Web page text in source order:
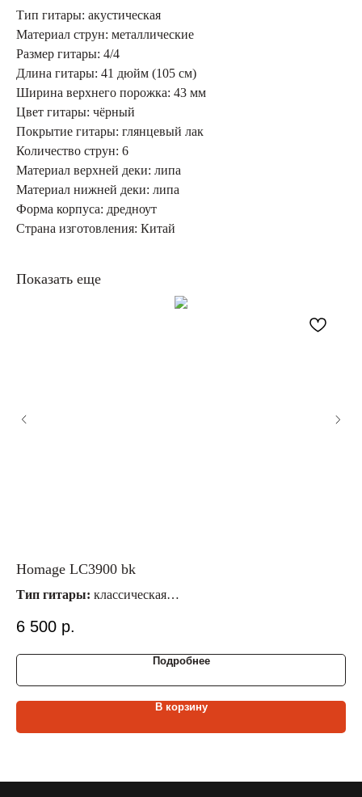
Тип гитары: акустическая
Материал струн: металлические
Размер гитары: 4/4
Длина гитары: 41 дюйм (105 см)
Ширина верхнего порожка: 43 мм
Цвет гитары: чёрный
Покрытие гитары: глянцевый лак
Количество струн: 6
Материал верхней деки: липа
Материал нижней деки: липа
Форма корпуса: дредноут
Страна изготовления: Китай
Показать еще
Homage LC3900 bk
Тип гитары: классическая
Размер гитары:
Материал верх./ниж. деки:липа/липа
6 500 р.
Подробнее
В корзину